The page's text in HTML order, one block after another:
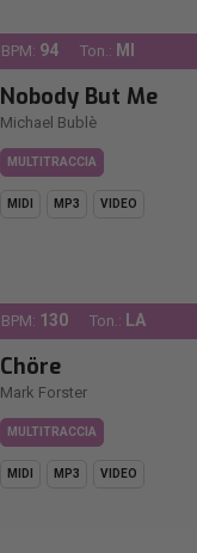
BPM: 94 Ton.: MI
Nobody But Me
Michael Bublè
MULTITRACCIA
MIDI MP3 VIDEO
BPM: 130 Ton.: LA
Chöre
Mark Forster
MULTITRACCIA
MIDI MP3 VIDEO